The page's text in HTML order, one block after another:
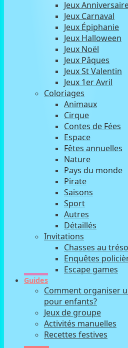
Jeux
Jeux Carnaval
Jeux Épiphanie
Jeux Halloween
Jeux Noël
Jeux Pâques
Jeux St Valentin
Jeux 1er Avril
Coloriages
Animaux
Cirque
Contes de Fées
Espace
Fêtes annuelles
Nature
Pays du monde
Pirate
Saisons
Sport
Autres
Détaillés
Invitations
Chasses au
Enquêtes
Escape games
Guides
Comment organiser
pour enfants?
Jeux de groupe
Activités manuelles
Recettes festives